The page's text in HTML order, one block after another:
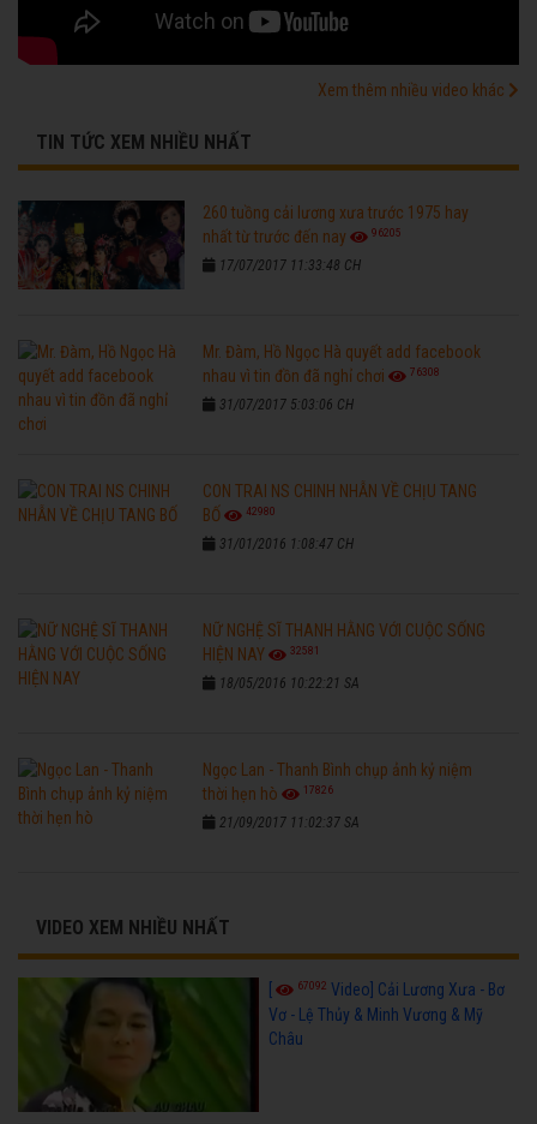
Xem thêm nhiều video khác
TIN TỨC XEM NHIỀU NHẤT
260 tuồng cải lương xưa trước 1975 hay
nhất từ trước đến nay
96205
17/07/2017 11:33:48 CH
Mr. Đàm, Hồ Ngọc Hà quyết add facebook
nhau vì tin đồn đã nghỉ chơi
76308
31/07/2017 5:03:06 CH
CON TRAI NS CHINH NHẪN VỀ CHỊU TANG
BỐ
42980
31/01/2016 1:08:47 CH
NỮ NGHỆ SĨ THANH HẰNG VỚI CUỘC SỐNG
HIỆN NAY
32581
18/05/2016 10:22:21 SA
Ngọc Lan - Thanh Bình chụp ảnh kỷ niệm
thời hẹn hò
17826
21/09/2017 11:02:37 SA
VIDEO XEM NHIỀU NHẤT
[ 67092 Video] Cải Lương Xưa - Bơ
Vơ - Lệ Thủy & Minh Vương & Mỹ
Châu